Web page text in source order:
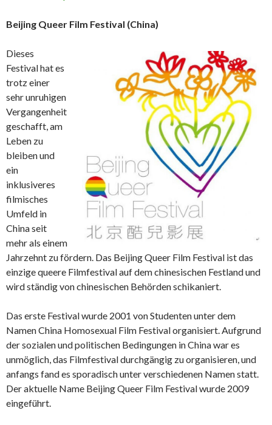
Beijing Queer Film Festival (China)
Dieses
Festival hat es
trotz einer
sehr unruhigen
Vergangenheit
geschafft, am
Leben zu
bleiben und
ein
inklusiveres
filmisches
Umfeld in
China seit
mehr als einem
Jahrzehnt zu fördern. Das Beijing Queer Film Festival ist das
einzige queere Filmfestival auf dem chinesischen Festland und
wird ständig von chinesischen Behörden schikaniert.
Das erste Festival wurde 2001 von Studenten unter dem
Namen China Homosexual Film Festival organisiert. Aufgrund
der sozialen und politischen Bedingungen in China war es
unmöglich, das Filmfestival durchgängig zu organisieren, und
anfangs fand es sporadisch unter verschiedenen Namen statt.
Der aktuelle Name Beijing Queer Film Festival wurde 2009
eingeführt.